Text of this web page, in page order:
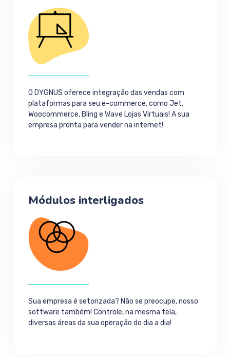
O DYGNUS oferece integração das vendas com
plataformas para seu e-commerce, como Jet,
Woocommerce, Bling e Wave Lojas Virtuais! A sua
empresa pronta para vender na internet!
Módulos interligados
Sua empresa é setorizada? Não se preocupe, nosso
software também! Controle, na mesma tela,
diversas áreas da sua operação do dia a dia!